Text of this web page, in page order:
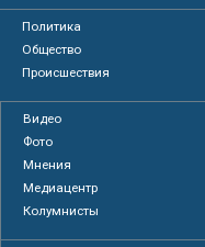
Политика
Общество
Происшествия
Видео
Фото
Мнения
Медиацентр
Колумнисты